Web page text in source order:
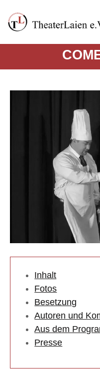
Inhalt
Fotos
Besetzung
Autoren und
Aus dem
Presse